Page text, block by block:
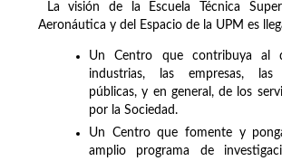
La visión de la Escuela Técnica
Aeronáutica y del Espacio de la UPM es
Un Centro que contribuya al
industrias, las empresas, las
públicas, y en general, de los
por la Sociedad.
Un Centro que fomente y
amplio programa de